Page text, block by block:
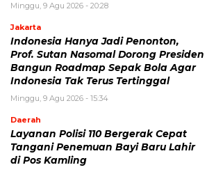
Minggu, 9 Agu 2026 - 20:28
Jakarta
Indonesia Hanya Jadi Penonton,
Prof. Sutan Nasomal Dorong Presiden
Bangun Roadmap Sepak Bola Agar
Indonesia Tak Terus Tertinggal
Minggu, 9 Agu 2026 - 15:34
Daerah
Layanan Polisi 110 Bergerak Cepat
Tangani Penemuan Bayi Baru Lahir
di Pos Kamling